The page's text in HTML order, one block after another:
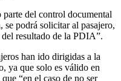
parte del control documental
se podrá solicitar al pasajero,
resultado de la PDIA”.
han ido dirigidas a la
ya que solo es válido en
“en el caso de no ser